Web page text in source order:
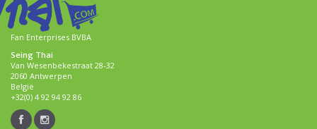
Fan Enterprises BVBA
Seing Thai
Van Wesenbekestraat 28-32
2060 Antwerpen
België
+32(0) 4 92 94 92 86